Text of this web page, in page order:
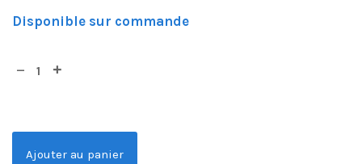
Disponible sur commande
Ajouter au panier